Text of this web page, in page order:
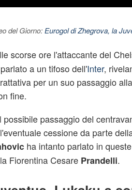
del Giorno: Eurogol di Zhegrova, la
scorse ore l'attaccante del
a un tifoso dell'Inter,
per un suo passaggio alla
fine.
possibile passaggio del
cessione da parte
ha intanto parlato in
Fiorentina Cesare Prandelli.